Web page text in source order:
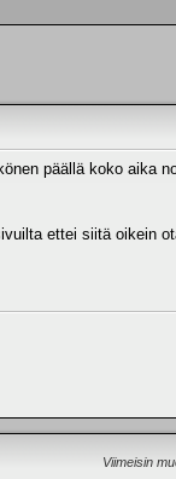
päällä koko aika
ettei siitä oikein
Viimeisin